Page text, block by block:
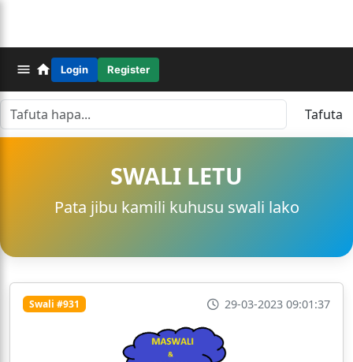
Login Register
Tafuta
SWALI LETU
Pata jibu kamili kuhusu swali lako
Swali #931 29-03-2023 09:01:37